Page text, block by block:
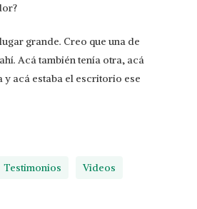
grande. Creo que una de
Acá también tenía otra, acá
y acá estaba el escritorio ese
Testimonios Videos